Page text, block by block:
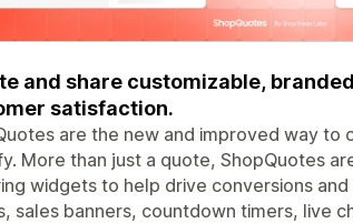
and share customizable,
satisfaction.
are the new and improved way
More than just a quote, ShopQuotes
widgets to help drive conversions
sales banners, countdown timers, live